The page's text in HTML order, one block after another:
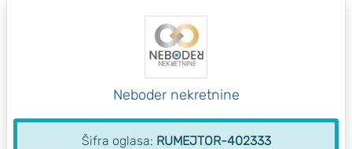
Neboder nekretnine
Šifra oglasa: RUMEJTOR-402333